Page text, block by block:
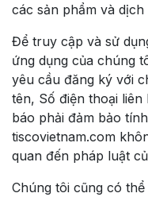
các sản phẩm và dịch
Để truy cập và sử
ứng dụng của chúng
yêu cầu đăng ký với
tên, Số điện thoại
báo phải đảm bảo
tiscovietnam.com
quan đến pháp luật
Chúng tôi cũng có